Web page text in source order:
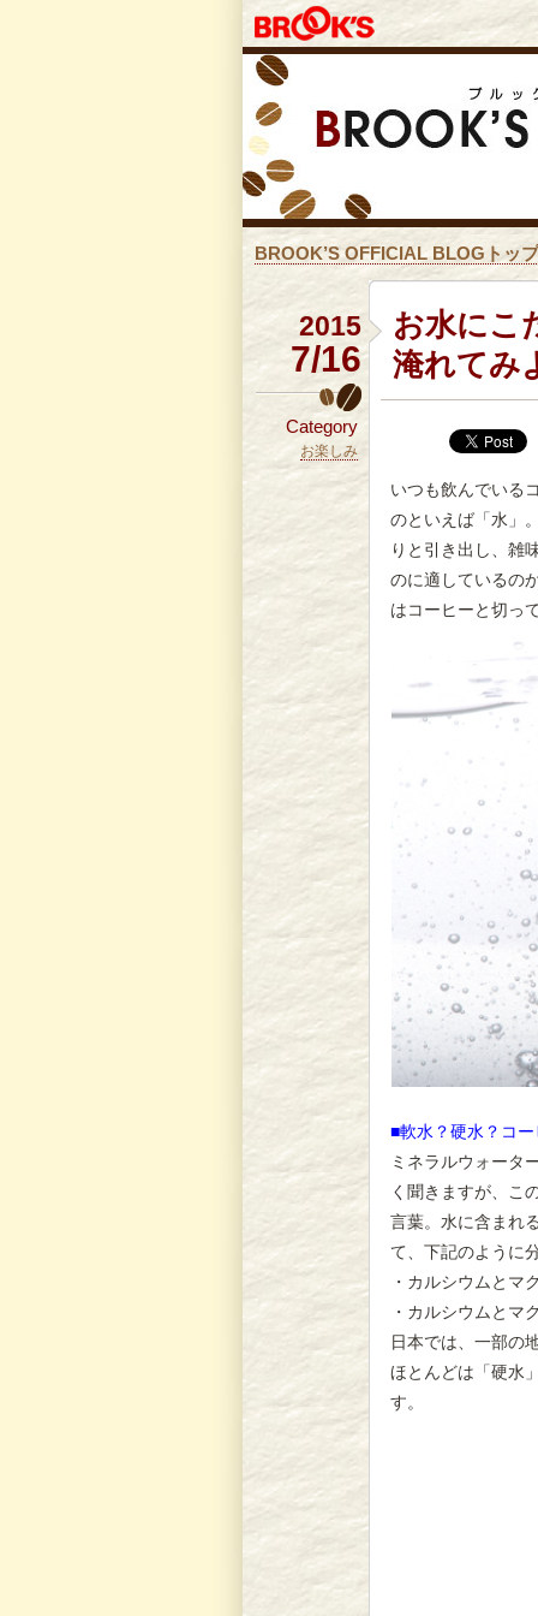
BROOK’S OFFICIAL BLOGトップ
2015
7/16
Category
お楽しみ
お水にこ
淹れてみ
いつも飲んでいる
のといえば「水」
りと引き出し、雑
のに適しているの
はコーヒーと切っ
■軟水？硬水？コ
ミネラルウォータ
く聞きますが、こ
言葉。水に含まれ
て、下記のように
・カルシウムとマ
・カルシウムとマ
日本では、一部の
ほとんどは「硬水
す。